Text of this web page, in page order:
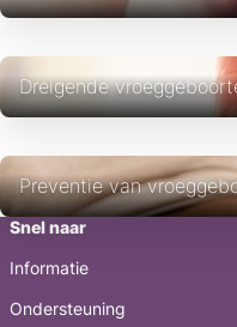
Dreigende
Preventie van
Snel naar
Informatie
Ondersteuning